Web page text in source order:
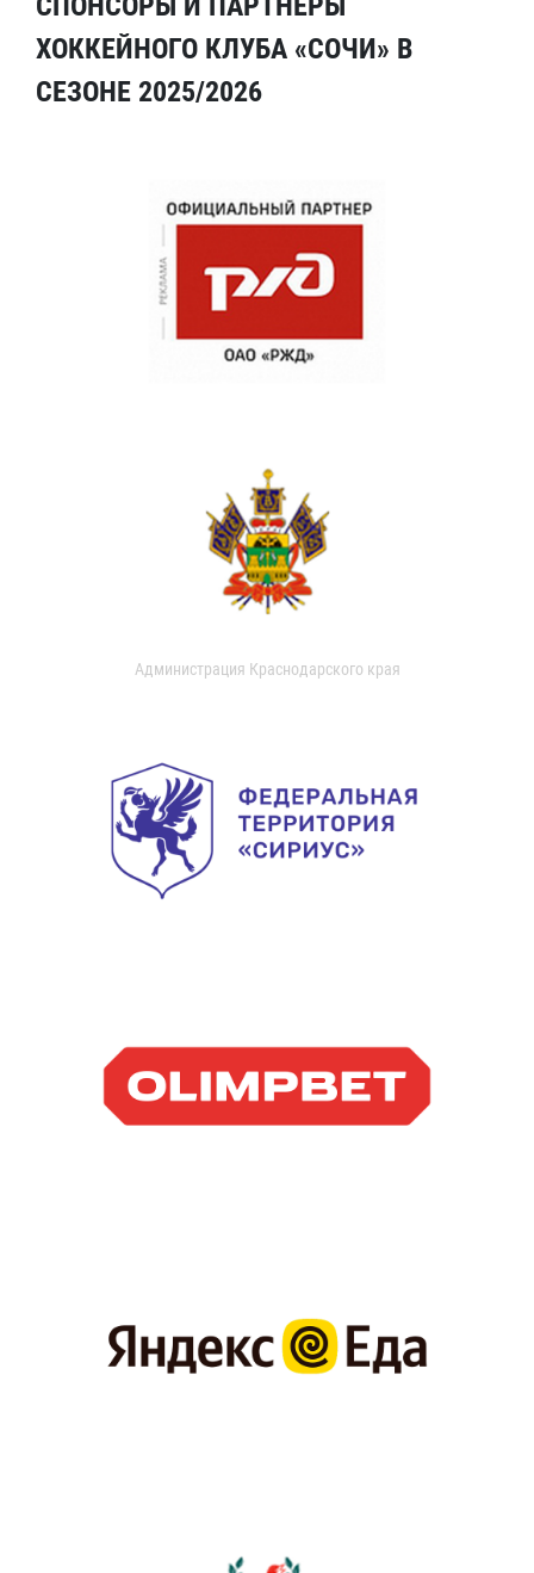
ХОККЕЙНОГО КЛУБА «СОЧИ» В
СЕЗОНЕ 2025/2026
Администрация Краснодарского края